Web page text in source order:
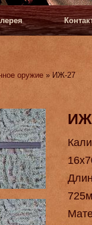
оружие » ИЖ-27